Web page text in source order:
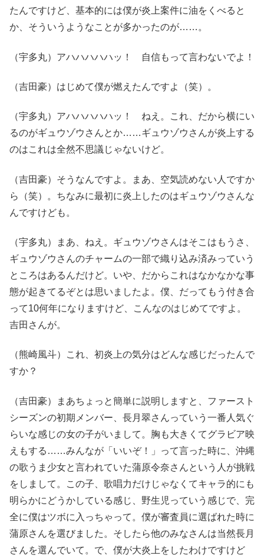
たんですけど、基本的には僕が炎上案件に油をくべると
か、そういうようなことが多かったのが……。
（宇多丸）アハハハハハッ！ 自信もって言わないでよ！
（吉田豪）はじめて僕が燃えたんですよ（笑）。
（宇多丸）アハハハハハッ！ ねえ。これ、だから横にい
るのがギュウゾウさんとか……ギュウゾウさんが炎上する
のはこれは全然不思議じゃないけど。
（吉田豪）そうなんですよ。まあ、空気読めない人ですか
ら（笑）。ちなみに最初に炎上したのはギュウゾウさんな
んですけども。
（宇多丸）まあ、ねえ。ギュウゾウさんはそこはもうさ、
ギュウゾウさんのチャームの一部で織り込み済みっていう
ところはあるんだけど。いや、だからこれはなかなかな事
態が起きてるぞとは思いましたよ。僕、だってもう付き合
って10何年になりますけど、こんなのはじめてですよ。
吉田さんが。
（熊崎風斗）これ、初炎上の気分はどんな感じだったんで
すか？
（吉田豪）まあちょっと簡単に説明しますと、ファースト
シーズンの初期メンバー、長月翠さんっていう一番人気ぐ
らいな感じの女の子がいまして。胸も大きくてグラビア映
えもする……みんなが「いいぞ！」って言った時に、沖縄
の歌うま少女と言われていた蒲原令奈さんという人が挑戦
をしまして。この子、歌唱力だけじゃなくてキャラ的にも
明らかにどうかしている感じ、野生児っていう感じで、完
全に僕はツボに入っちゃって。僕が審査員に選ばれた時に
蒲原さんを選びました。そしたら他のみなさんは当然長月
さんを選んでいて。で、僕が大炎上をしたわけですけど